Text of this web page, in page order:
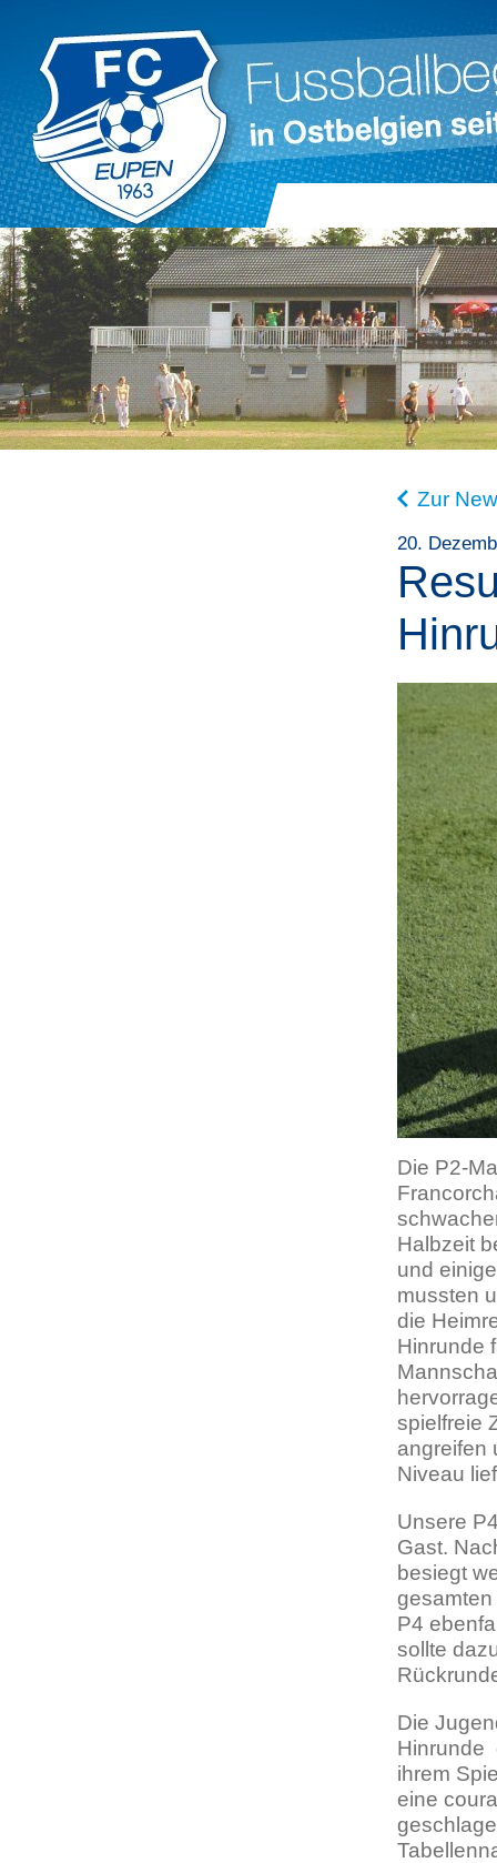
Zur
20.
Die P2-
Halbzeit
und
mussten
die
Hinrunde
spielfreie
angreifen
Niveau
Unsere
Gast.
besiegt
P4
sollte
Die
Hinrunde
ihrem
eine